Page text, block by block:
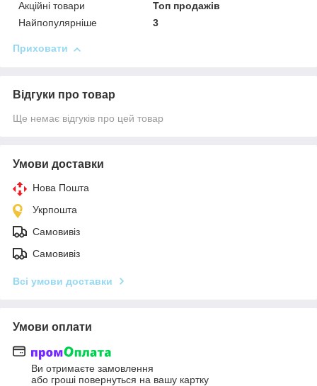
Акційні товари
Топ продажів
Найпопулярніше
3
Приховати
Відгуки про товар
Ще немає відгуків про цей товар
Умови доставки
Нова Пошта
Укрпошта
Самовивіз
Самовивіз
Всі умови доставки
Умови оплати
Ви отримаєте замовлення
або гроші повернуться на вашу картку